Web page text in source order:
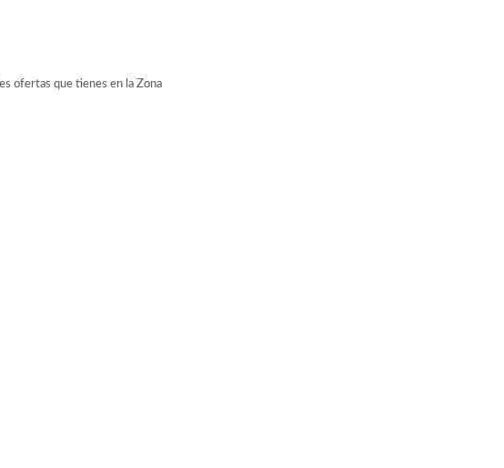
ofertas que tienes en la Zona